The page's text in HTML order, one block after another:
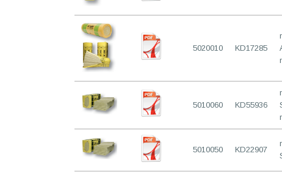
5020010 KD17285
5010060 KD55936
5010050 KD22907